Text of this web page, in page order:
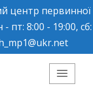
центр первинної
- пт: 8:00 - 19:00, сб: